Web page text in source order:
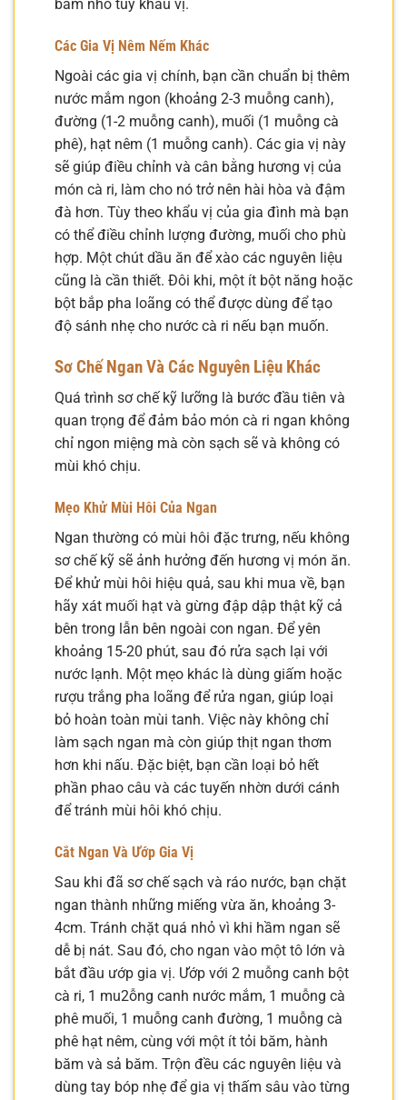
băm nhỏ tùy khẩu vị.
Các Gia Vị Nêm Nếm Khác
Ngoài các gia vị chính, bạn cần chuẩn bị thêm
nước mắm ngon (khoảng 2-3 muỗng canh),
đường (1-2 muỗng canh), muối (1 muỗng cà
phê), hạt nêm (1 muỗng canh). Các gia vị này
sẽ giúp điều chỉnh và cân bằng hương vị của
món cà ri, làm cho nó trở nên hài hòa và đậm
đà hơn. Tùy theo khẩu vị của gia đình mà bạn
có thể điều chỉnh lượng đường, muối cho phù
hợp. Một chút dầu ăn để xào các nguyên liệu
cũng là cần thiết. Đôi khi, một ít bột năng hoặc
bột bắp pha loãng có thể được dùng để tạo
độ sánh nhẹ cho nước cà ri nếu bạn muốn.
Sơ Chế Ngan Và Các Nguyên Liệu Khác
Quá trình sơ chế kỹ lưỡng là bước đầu tiên và
quan trọng để đảm bảo món cà ri ngan không
chỉ ngon miệng mà còn sạch sẽ và không có
mùi khó chịu.
Mẹo Khử Mùi Hôi Của Ngan
Ngan thường có mùi hôi đặc trưng, nếu không
sơ chế kỹ sẽ ảnh hưởng đến hương vị món ăn.
Để khử mùi hôi hiệu quả, sau khi mua về, bạn
hãy xát muối hạt và gừng đập dập thật kỹ cả
bên trong lẫn bên ngoài con ngan. Để yên
khoảng 15-20 phút, sau đó rửa sạch lại với
nước lạnh. Một mẹo khác là dùng giấm hoặc
rượu trắng pha loãng để rửa ngan, giúp loại
bỏ hoàn toàn mùi tanh. Việc này không chỉ
làm sạch ngan mà còn giúp thịt ngan thơm
hơn khi nấu. Đặc biệt, bạn cần loại bỏ hết
phần phao câu và các tuyến nhờn dưới cánh
để tránh mùi hôi khó chịu.
Cắt Ngan Và Ướp Gia Vị
Sau khi đã sơ chế sạch và ráo nước, bạn chặt
ngan thành những miếng vừa ăn, khoảng 3-
4cm. Tránh chặt quá nhỏ vì khi hầm ngan sẽ
dễ bị nát. Sau đó, cho ngan vào một tô lớn và
bắt đầu ướp gia vị. Ướp với 2 muỗng canh bột
cà ri, 1 mu2ỗng canh nước mắm, 1 muỗng cà
phê muối, 1 muỗng canh đường, 1 muỗng cà
phê hạt nêm, cùng với một ít tỏi băm, hành
băm và sả băm. Trộn đều các nguyên liệu và
dùng tay bóp nhẹ để gia vị thấm sâu vào từng